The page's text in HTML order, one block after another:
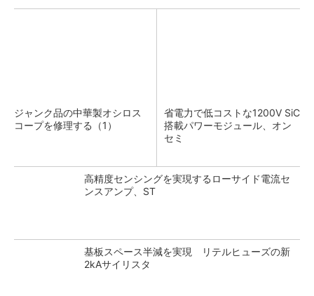
ジャンク品の中華製オシロス
コープを修理する（1）
省電力で低コストな1200V SiC
搭載パワーモジュール、オン
セミ
高精度センシングを実現するローサイド電流セ
ンスアンプ、ST
基板スペース半減を実現 リテルヒューズの新
2kAサイリスタ